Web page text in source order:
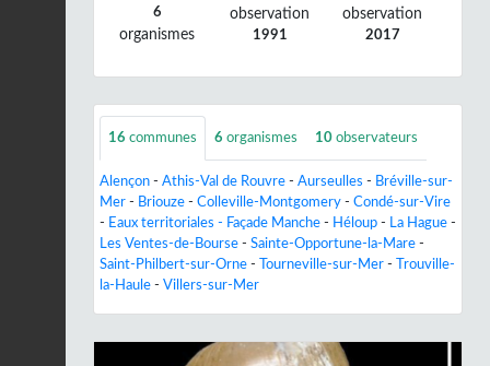
6
organismes
observation
1991
observation
2017
16 communes 6 organismes 10 observateurs
Alençon - Athis-Val de Rouvre - Aurseulles - Bréville-sur-
Mer - Briouze - Colleville-Montgomery - Condé-sur-Vire
- Eaux territoriales - Façade Manche - Héloup - La Hague -
Les Ventes-de-Bourse - Sainte-Opportune-la-Mare -
Saint-Philbert-sur-Orne - Tourneville-sur-Mer -
Trouville-
la-Haule - Villers-sur-Mer